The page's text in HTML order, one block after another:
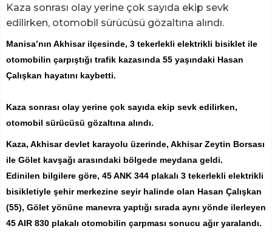
​​​​​​​Kaza sonrası olay yerine çok sayıda ekip sevk
edilirken, otomobil sürücüsü gözaltına alındı.
Manisa’nın Akhisar ilçesinde, 3 tekerlekli elektrikli bisiklet ile
otomobilin çarpıştığı trafik kazasında 55 yaşındaki Hasan
Çalışkan hayatını kaybetti.
Kaza sonrası olay yerine çok sayıda ekip sevk edilirken,
otomobil sürücüsü gözaltına alındı.
Kaza, Akhisar devlet karayolu üzerinde, Akhisar Zeytin Borsası
ile Gölet kavşağı arasındaki bölgede meydana geldi.
Edinilen bilgilere göre, 45 ANK 344 plakalı 3 tekerlekli elektrikli
bisikletiyle şehir merkezine seyir halinde olan Hasan Çalışkan
(55), Gölet yönüne manevra yaptığı sırada aynı yönde ilerleyen
45 AIR 830 plakalı otomobilin çarpması sonucu ağır yaralandı.